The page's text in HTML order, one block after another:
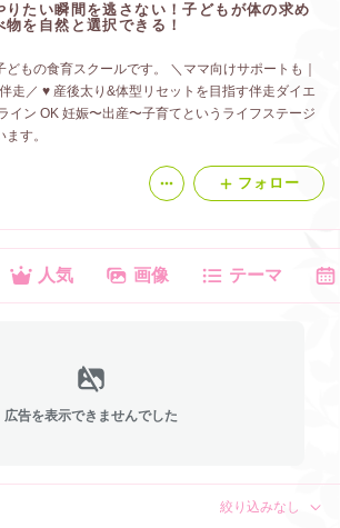
りたい瞬間を逃さない！子どもが体の求め
物を自然と選択できる！
どもの食育スクールです。 ＼ママ向けサポートも｜
走／ ♥ 産後太り&体型リセットを目指す伴走ダイエ
イン OK 妊娠〜出産〜子育てというライフステージ
す。
フォロー
人気 画像 テーマ
広告を表示できませんでした
絞り込みなし